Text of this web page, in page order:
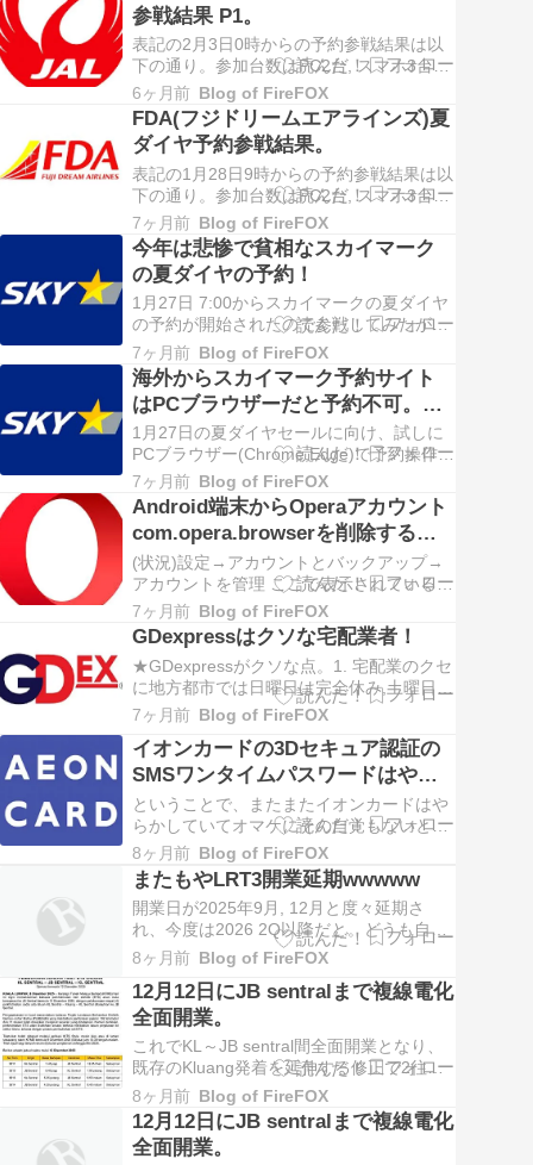
マホ(S10)0:00→0:07 (考察)・…
参戦結果 P1。
表記の2月3日0時からの予約参戦結果は以
下の通り。参加台数はPC2台, スマホ3台
で、仮想待合室から予約画面への遷移時間
を示す。PC(sv) 0:00→0:29PC(hp)
0:00→0:20 スマホ(25)0:00→0:35 スマホ
(22)0:00→0:04スマホ(10)0:…
6ヶ月前 Blog of FireFOX
FDA(フジドリームエアラインズ)夏
ダイヤ予約参戦結果。
表記の1月28日9時からの予約参戦結果は以
下の通り。参加台数はPC2台, スマホ3台
で、仮想待合室から予約画面への遷移時間
を示す。PC1 9:00→9:29PC2 9:00→9:30
スマホ1 9:00→9:17 スマホ2 9:00→9:24ス
マホ3 9:00→9:29 (考察…
7ヶ月前 Blog of FireFOX
今年は悲惨で貧相なスカイマーク
の夏ダイヤの予約！
1月27日 7:00からスカイマークの夏ダイヤ
の予約が開始されたので参戦してみたが以
下のように悲惨で貧相な有様だった。 (構
成) PC２台 VPN接続スマホ３台 (状況)6:55
に順次予約操作を行って仮想待合室へ入室
した。その内のスマホ1台のみが約7分で予
約画面へ遷移できたが、…
7ヶ月前 Blog of FireFOX
海外からスカイマーク予約サイト
はPCブラウザーだと予約不可。
(1/21時点)
1月27日の夏ダイヤセールに向け、試しに
PCブラウザー(Chrome,Edge)で予約操作を
してみたが、最後の予約完了確認画面が表
示されず予約完了できない。(※
時々"ERR_HTTP2_PROTOCOL_ERROR"も
表示されるが 該当する対応策を実施しても
状況変わらず。) し…
7ヶ月前 Blog of FireFOX
Android端末からOperaアカウント
com.opera.browserを削除するに
は。
(状況)設定→アカウントとバックアップ→
アカウントを管理 ここで表示されている
Operaアカウント "com.opera.browser" を
削除しようとしても"管理者でないので削除
できません"と表示され削除できない。(解
決策) これは"com.opera.browser"はOp…
7ヶ月前 Blog of FireFOX
GDexpressはクソな宅配業者！
★GDexpressがクソな点。1. 宅配業のクセ
に地方都市では日曜日は完全休み,土曜日は
午後休み！2. 同一イポー市内の配達なの
に、 なぜかクアラルンプールの集配拠点ま
で無駄に荷物を往復させる。★実例(以下の
追跡情報画像参照) この荷物は以下の様な
不可解な動きだったので心配に…
7ヶ月前 Blog of FireFOX
イオンカードの3Dセキュア認証の
SMSワンタイムパスワードはやっ
ぱり海外では受信できない。
ということで、またまたイオンカードはや
らかしていてオマケにその自覚もないとい
う最悪の状態です。 ★2026/4/16 22:00追
記 ラクマの決済時になぜかSMSワンタイ
ムパスワードを受信できた。 これだと決済
時のアプリで違いがあるかもしれない。
(状況)当地で適切なローミング…
8ヶ月前 Blog of FireFOX
またもやLRT3開業延期wwwww
開業日が2025年9月, 12月と度々延期さ
れ、今度は2026 2Q以降だと。どうも自動
運転(GoA 4)が上手くいっていない模様。
また、この度々の開業遅延はKlang地区の
住民にとっては、現在、KTM近郊電車が
Klang Valley地区複線更新工事(KVDT2)の
為、ほぼ…
8ヶ月前 Blog of FireFOX
12月12日にJB sentralまで複線電化
全面開業。
これでKL～JB sentral間全面開業となり、
既存のKluang発着を延伸する修正で2往復
が設定されます。特に9510,9515について
は1/1からの9524,9533の前倒しの様です。
(2025/12/12から9511,9514は既存Kluang
発着の延伸, 9510,9…
8ヶ月前 Blog of FireFOX
12月12日にJB sentralまで複線電化
全面開業。